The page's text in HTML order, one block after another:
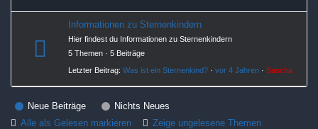
Informationen zu Sternenkindern
Hier findest du Informationen zu Sternenkindern
5 Themen · 5 Beiträge
Letzter Beitrag: Was ist ein Sternenkind? · vor 4 Jahren · Sascha
Neue Beiträge
Nichts Neues
Alle als Gelesen markieren
Zeige ungelesene Themen